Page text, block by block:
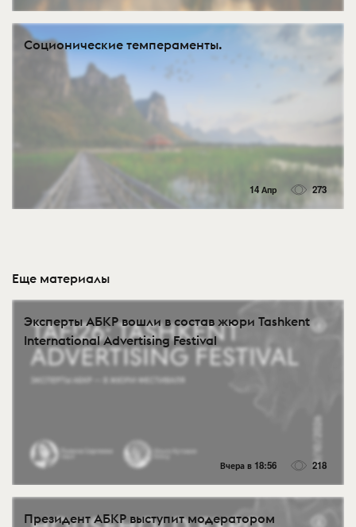
Соционические темпераменты.
14 Апр 273
Еще материалы
Эксперты АБКР вошли в состав жюри Tashkent
International Advertising Festival
Вчера в 18:56 218
Президент АБКР выступит модератором